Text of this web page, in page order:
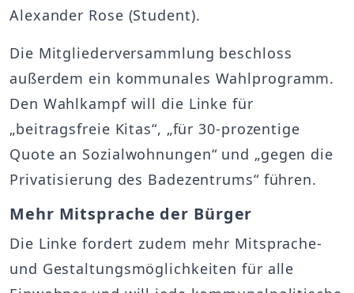
Alexander Rose (Student).
Die Mitgliederversammlung beschloss
außerdem ein kommunales Wahlprogramm.
Den Wahlkampf will die Linke für
„beitragsfreie Kitas“, „für 30-prozentige
Quote an Sozialwohnungen“ und „gegen die
Privatisierung des Badezentrums“ führen.
Mehr Mitsprache der Bürger
Die Linke fordert zudem mehr Mitsprache-
und Gestaltungsmöglichkeiten für alle